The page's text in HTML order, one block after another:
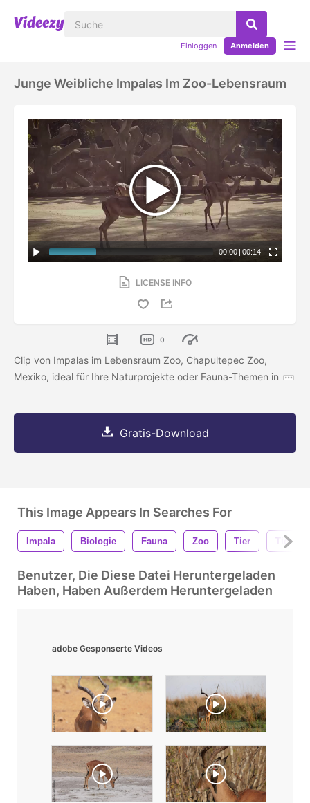
Einloggen Anmelden
Junge Weibliche Impalas Im Zoo-Lebensraum
00:00 | 00:14
LICENSE INFO
0
Clip von Impalas im Lebensraum Zoo, Chapultepec Zoo,
Mexiko, ideal für Ihre Naturprojekte oder Fauna-Themen in
Gratis-Download
This Image Appears In Searches For
Impala Biologie Fauna Zoo Tier Tierwelt
Benutzer, Die Diese Datei Heruntergeladen
Haben, Haben Außerdem Heruntergeladen
adobe Gesponserte Videos